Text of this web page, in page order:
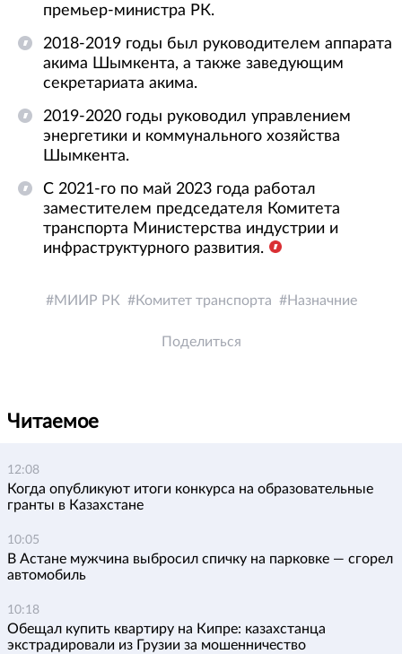
премьер-министра РК.
2018-2019 годы был руководителем аппарата
акима Шымкента, а также заведующим
секретариата акима.
2019-2020 годы руководил управлением
энергетики и коммунального хозяйства
Шымкента.
С 2021-го по май 2023 года работал
заместителем председателя Комитета
транспорта Министерства индустрии и
инфраструктурного развития.
МИИР РК Комитет транспорта Назначние
Поделиться
Читаемое
12:08
Когда опубликуют итоги конкурса на образовательные
гранты в Казахстане
10:05
В Астане мужчина выбросил спичку на парковке — сгорел
автомобиль
10:18
Обещал купить квартиру на Кипре: казахстанца
экстрадировали из Грузии за мошенничество